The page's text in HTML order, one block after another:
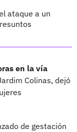
ataque a un
en la vía
Colinas, dejó
de gestación